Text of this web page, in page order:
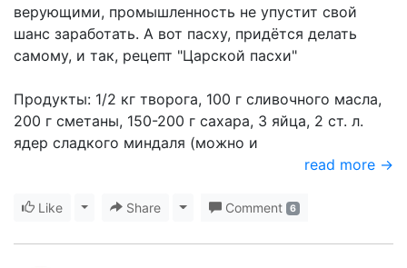
верующими, промышленность не упустит свой
шанс заработать. А вот пасху, придётся делать
самому, и так, рецепт "Царской пасхи"
Продукты: 1/2 кг творога, 100 г сливочного масла,
200 г сметаны, 150-200 г сахара, 3 яйца, 2 ст. л.
ядер сладкого миндаля (можно и
read more →
Like Toggle Dropdown
Share Toggle Dropdown
Comment 6